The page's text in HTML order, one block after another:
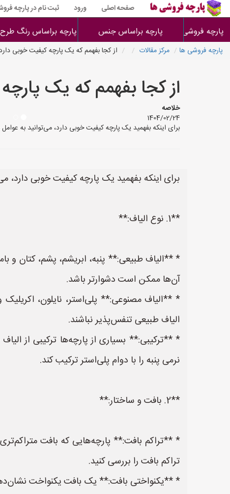
صفحه اصلی ورود ثبت نام در پارچه
پارچه فروشی ها پارچه براساس جنس پارچه براساس رنگ طرح
پارچه فروشی ها مرکز مقالات از کجا بفهمم که یک پارچه کیفیت خوبی دارد
از کجا بفهمم که یک
خلاصه
1404/02/24
برای اینکه بفهمید یک پارچه کیفیت خوبی دارد، می‌توانید به عوامل مختلفی توجه کنید.
برای اینکه بفهمید یک پارچه کیفیت خوبی دارد،
**1. نوع الیاف:**
* **الیاف طبیعی:** پنبه، ابریشم، پشم، کتان و
آن‌ها ممکن است دشوارتر باشد.
* **الیاف مصنوعی:** پلی‌استر، نایلون، اکریلیک
الیاف طبیعی تنفس‌پذیر نباشند.
* **ترکیبی:** بسیاری از پارچه‌ها ترکیبی از
نرمی پنبه را با دوام پلی‌استر ترکیب کند.
**2. بافت و ساختار:**
* **تراکم بافت:** پارچه‌هایی که بافت متراکم‌تری
تراکم بافت را بررسی کنید.
* **یکنواختی بافت:** یک بافت یکنواخت